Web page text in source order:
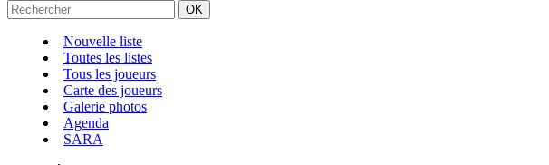
Nouvelle liste
Toutes les listes
Tous les joueurs
Carte des joueurs
Galerie photos
Agenda
SARA